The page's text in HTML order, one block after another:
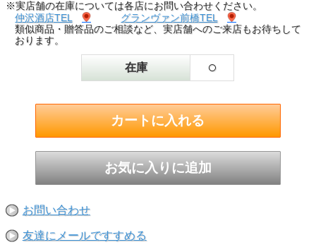
※実店舗の在庫については各店にお問い合わせください。
仲沢酒店TEL
グランヴァン前橋TEL
類似商品・贈答品のご相談など、実店舗へのご来店もお待ちして
おります。
在庫 ○
お問い合わせ
友達にメールですすめる